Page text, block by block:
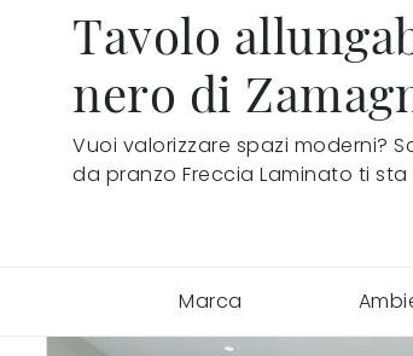
Tavolo
nero di
Vuoi valorizzare spazi moderni?
da pranzo Freccia Laminato ti
Marca